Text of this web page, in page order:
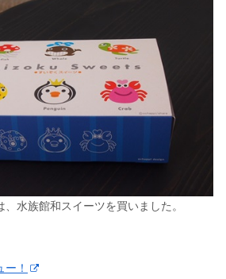
水族館和スイーツを買いました。
！